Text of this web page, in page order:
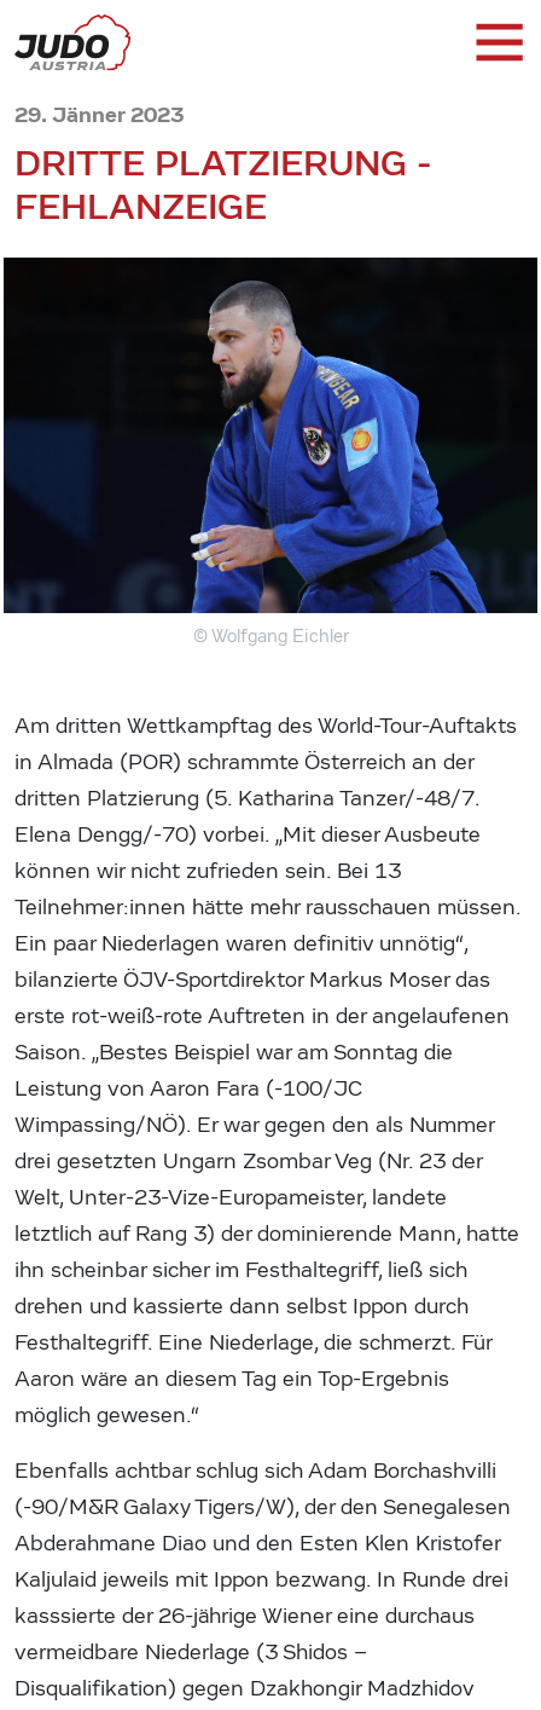
29. Jänner 2023
DRITTE PLATZIERUNG -
FEHLANZEIGE
© Wolfgang Eichler
Am dritten Wettkampftag des World-Tour-Auftakts
in Almada (POR) schrammte Österreich an der
dritten Platzierung (5. Katharina Tanzer/-48/7.
Elena Dengg/-70) vorbei. „Mit dieser Ausbeute
können wir nicht zufrieden sein. Bei 13
Teilnehmer:innen hätte mehr rausschauen müssen.
Ein paar Niederlagen waren definitiv unnötig“,
bilanzierte ÖJV-Sportdirektor Markus Moser das
erste rot-weiß-rote Auftreten in der angelaufenen
Saison. „Bestes Beispiel war am Sonntag die
Leistung von Aaron Fara (-100/JC
Wimpassing/NÖ). Er war gegen den als Nummer
drei gesetzten Ungarn Zsombar Veg (Nr. 23 der
Welt, Unter-23-Vize-Europameister, landete
letztlich auf Rang 3) der dominierende Mann, hatte
ihn scheinbar sicher im Festhaltegriff, ließ sich
drehen und kassierte dann selbst Ippon durch
Festhaltegriff. Eine Niederlage, die schmerzt. Für
Aaron wäre an diesem Tag ein Top-Ergebnis
möglich gewesen.“
Ebenfalls achtbar schlug sich Adam Borchashvilli
(-90/M&R Galaxy Tigers/W), der den Senegalesen
Abderahmane Diao und den Esten Klen Kristofer
Kaljulaid jeweils mit Ippon bezwang. In Runde drei
kasssierte der 26-jährige Wiener eine durchaus
vermeidbare Niederlage (3 Shidos –
Disqualifikation) gegen Dzakhongir Madzhidov